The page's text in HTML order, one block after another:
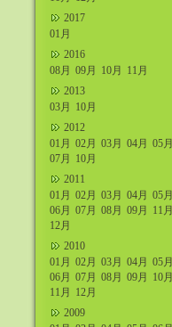
2017
01月
2016
08月 09月 10月
11月
2013
03月
10月
2012
01月 02月 03月 04月 05月
07月
10月
2011
01月 02月 03月 04月 05月
06月 07月 08月 09月
11月
12月
2010
01月 02月 03月 04月 05月
06月 07月 08月 09月
10月
11月
12月
2009